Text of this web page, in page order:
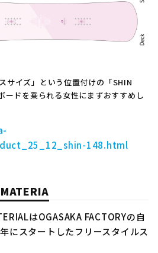
サイズ」という位置付けの「SHIN
ードを乗られる女性にまずおすすめし
148.html
はOGASAKA FACTORYの自
にスタートしたフリースタイルス